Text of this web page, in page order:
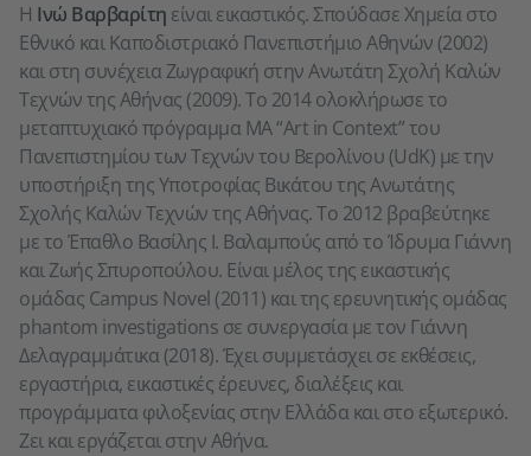
Η Ινώ Βαρβαρίτη είναι εικαστικός. Σπούδασε Χημεία στο
Εθνικό και Καποδιστριακό Πανεπιστήμιο Αθηνών (2002)
και στη συνέχεια Ζωγραφική στην Ανωτάτη Σχολή Καλών
Τεχνών της Αθήνας (2009). Το 2014 ολοκλήρωσε το
μεταπτυχιακό πρόγραμμα MA “Art in Context” του
Πανεπιστημίου των Τεχνών του Βερολίνου (UdK) με την
υποστήριξη της Υποτροφίας Βικάτου της Ανωτάτης
Σχολής Καλών Τεχνών της Αθήνας. Το 2012 βραβεύτηκε
με το Έπαθλο Βασίλης Ι. Βαλαμπούς από το Ίδρυμα Γιάννη
και Ζωής Σπυροπούλου. Είναι μέλος της εικαστικής
ομάδας Campus Novel (2011) και της ερευνητικής ομάδας
phantom investigations σε συνεργασία με τον Γιάννη
Δελαγραμμάτικα (2018). Έχει συμμετάσχει σε εκθέσεις,
εργαστήρια, εικαστικές έρευνες, διαλέξεις και
προγράμματα φιλοξενίας στην Ελλάδα και στο εξωτερικό.
Ζει και εργάζεται στην Αθήνα.